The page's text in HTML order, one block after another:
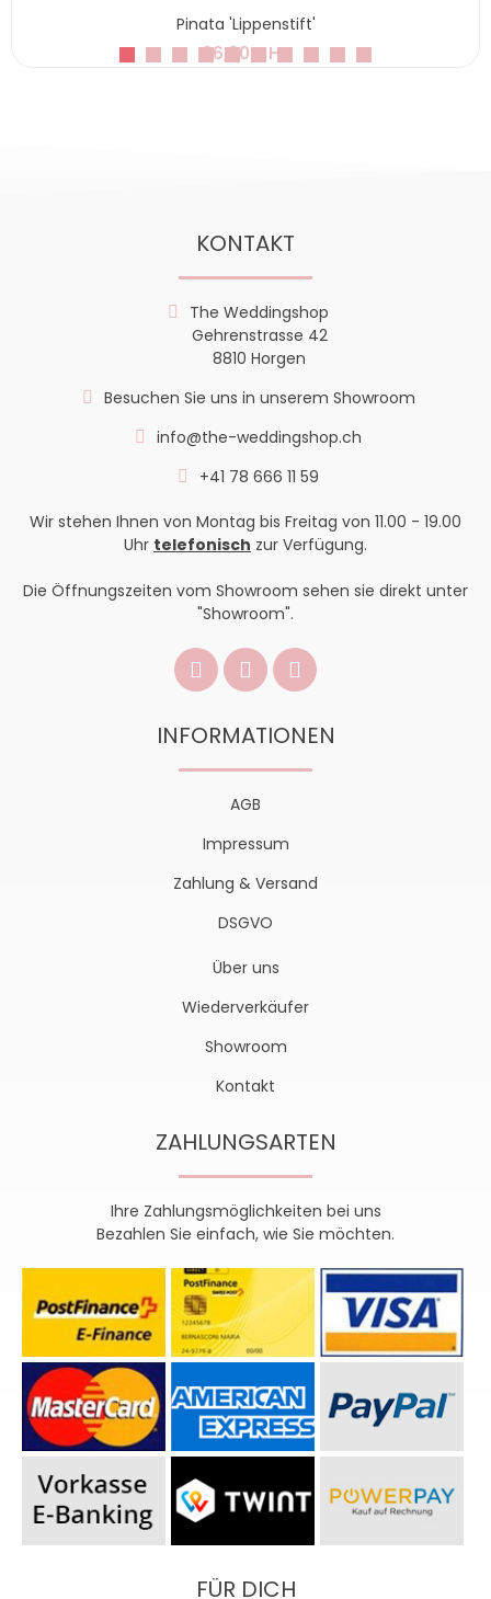
Pinata 'Lippenstift'
26,90 CHF
KONTAKT
The Weddingshop
Gehrenstrasse 42
8810 Horgen
Besuchen Sie uns in unserem Showroom
info@the-weddingshop.ch
+41 78 666 11 59
Wir stehen Ihnen von Montag bis Freitag von 11.00 - 19.00
Uhr telefonisch zur Verfügung.
Die Öffnungszeiten vom Showroom sehen sie direkt unter
"Showroom".
INFORMATIONEN
AGB
Impressum
Zahlung & Versand
DSGVO
Über uns
Wiederverkäufer
Showroom
Kontakt
ZAHLUNGSARTEN
Ihre Zahlungsmöglichkeiten bei uns
Bezahlen Sie einfach, wie Sie möchten.
FÜR DICH